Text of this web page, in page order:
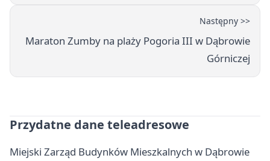
Następny >>
Maraton Zumby na plaży Pogoria III w Dąbrowie
Górniczej
Przydatne dane teleadresowe
Miejski Zarząd Budynków Mieszkalnych w Dąbrowie